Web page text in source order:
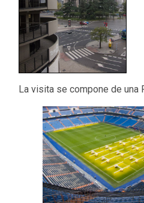
La visita se compone de una